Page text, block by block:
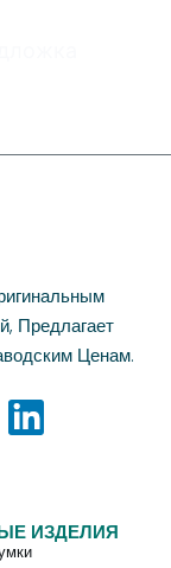
Предлагает
Ценам.
ИЗДЕЛИЯ